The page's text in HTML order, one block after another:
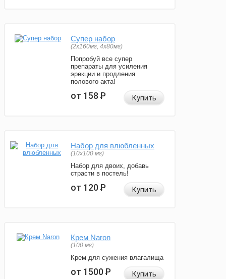
Супер набор
(2х160мг, 4х80мг)
Попробуй все супер
препараты для усиления
эрекции и продления
полового акта!
от 158Р Купить
Набор для влюбленных
(10х100 мг)
Набор для двоих, добавь
страсти в постель!
от 120Р Купить
Крем Naron
(100 мг)
Крем для сужения влагалища
от 1500Р Купить